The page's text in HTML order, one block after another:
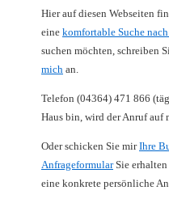
Hier auf diesen Webseiten
eine komfortable Suche
suchen möchten, schreiben
mich an.
Telefon (04364) 471 866
Haus bin, wird der Anruf
Oder schicken Sie mirIhre
AnfrageformularSie
eine konkrete persönliche